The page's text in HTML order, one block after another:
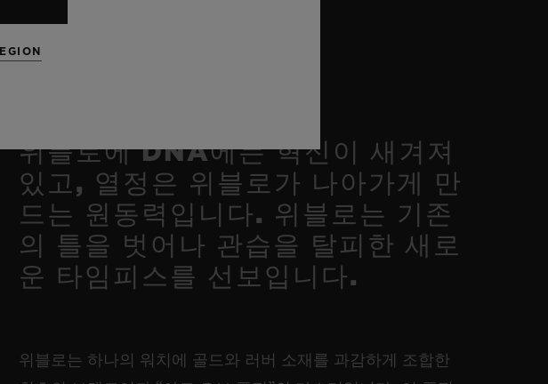
위블로에 DNA에는 혁신이 새겨져
있고, 열정은 위블로가 나아가게 만
드는 원동력입니다. 위블로는 기존
의 틀을 벗어나 관습을 탈피한 새로
운 타임피스를 선보입니다.
위블로는 하나의 워치에 골드와 러버 소재를 과감하게 조합한